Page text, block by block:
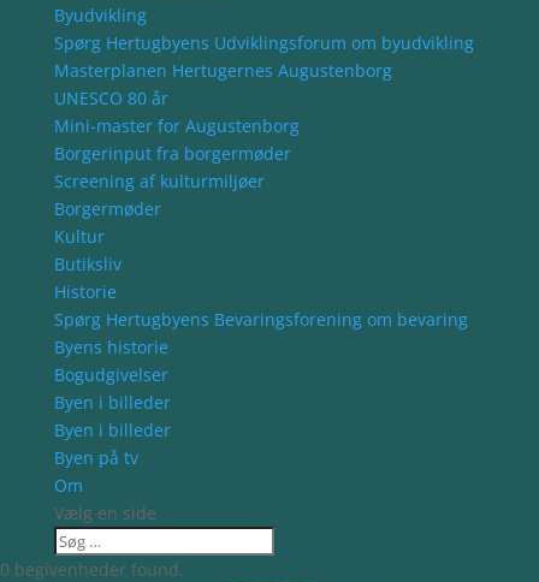
Byudvikling
Spørg Hertugbyens Udviklingsforum om byudvikling
Masterplanen Hertugernes Augustenborg
UNESCO 80 år
Mini-master for Augustenborg
Borgerinput fra borgermøder
Screening af kulturmiljøer
Borgermøder
Kultur
Butiksliv
Historie
Spørg Hertugbyens Bevaringsforening om bevaring
Byens historie
Bogudgivelser
Byen i billeder
Byen i billeder
Byen på tv
Om
Vælg en side
0 begivenheder found.